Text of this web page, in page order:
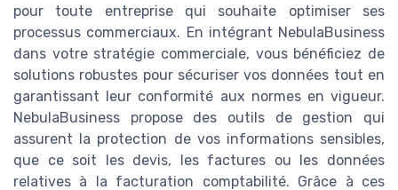
pour toute entreprise qui souhaite optimiser ses
processus commerciaux. En intégrant NebulaBusiness
dans votre stratégie commerciale, vous bénéficiez de
solutions robustes pour sécuriser vos données tout en
garantissant leur conformité aux normes en vigueur.
NebulaBusiness propose des outils de gestion qui
assurent la protection de vos informations sensibles,
que ce soit les devis, les factures ou les données
relatives à la facturation comptabilité. Grâce à ces